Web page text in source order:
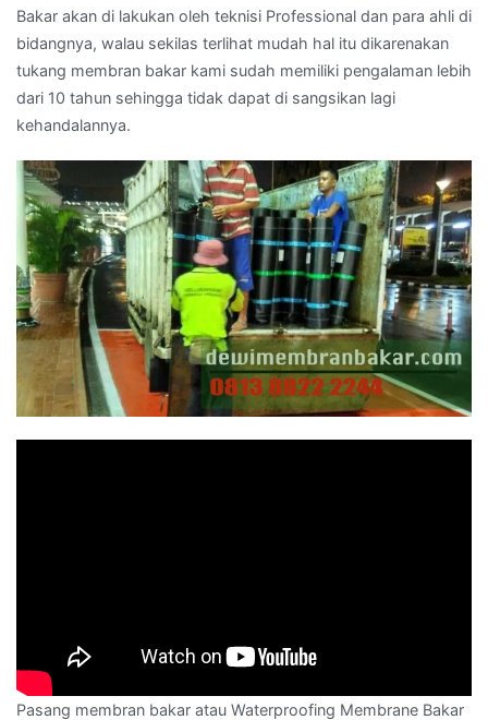
Bakar akan di lakukan oleh teknisi Professional dan para ahli di
bidangnya, walau sekilas terlihat mudah hal itu dikarenakan
tukang membran bakar kami sudah memiliki pengalaman lebih
dari 10 tahun sehingga tidak dapat di sangsikan lagi
kehandalannya.
Pasang membran bakar atau Waterproofing Membrane Bakar